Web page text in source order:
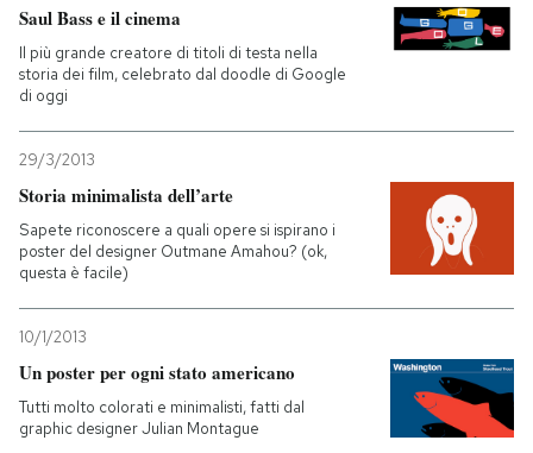
Saul Bass e il cinema
Il più grande creatore di titoli di testa nella
storia dei film, celebrato dal doodle di Google
di oggi
29/3/2013
Storia minimalista dell’arte
Sapete riconoscere a quali opere si ispirano i
poster del designer Outmane Amahou? (ok,
questa è facile)
10/1/2013
Un poster per ogni stato americano
Tutti molto colorati e minimalisti, fatti dal
graphic designer Julian Montague